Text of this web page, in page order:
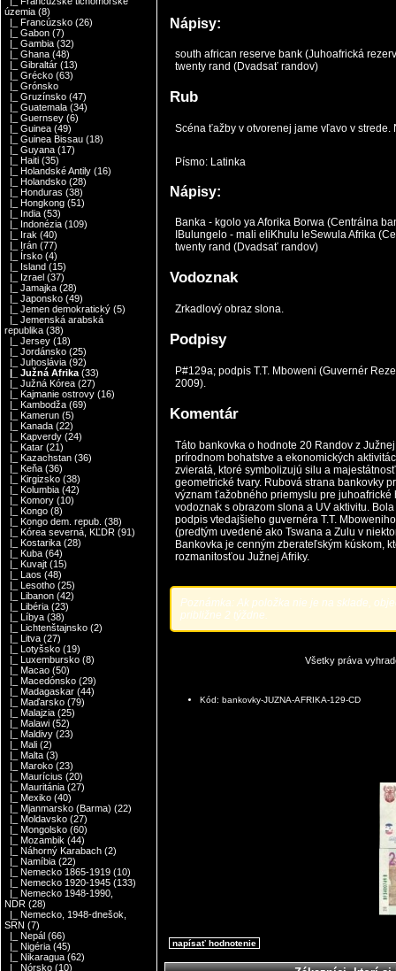
územia (8)
|_ Francúzsko (26)
|_ Gabon (7)
|_ Gambia (32)
|_ Ghana (48)
|_ Gibraltár (13)
|_ Grécko (63)
|_ Grónsko
|_ Gruzínsko (47)
|_ Guatemala (34)
|_ Guernsey (6)
|_ Guinea (49)
|_ Guinea Bissau (18)
|_ Guyana (17)
|_ Haiti (35)
|_ Holandské Antily (16)
|_ Holandsko (28)
|_ Honduras (38)
|_ Hongkong (51)
|_ India (53)
|_ Indonézia (109)
|_ Irak (40)
|_ Irán (77)
|_ Írsko (4)
|_ Island (15)
|_ Izrael (37)
|_ Jamajka (28)
|_ Japonsko (49)
|_ Jemen demokratický (5)
|_ Jemenská arabská
republika (38)
|_ Jersey (18)
|_ Jordánsko (25)
|_ Juhoslávia (92)
|_ Južná Afrika (33)
|_ Južná Kórea (27)
|_ Kajmanie ostrovy (16)
|_ Kambodža (69)
|_ Kamerun (5)
|_ Kanada (22)
|_ Kapverdy (24)
|_ Katar (21)
|_ Kazachstan (36)
|_ Keňa (36)
|_ Kirgizsko (38)
|_ Kolumbia (42)
|_ Komory (10)
|_ Kongo (8)
|_ Kongo dem. repub. (38)
|_ Kórea severná, KĽDR (91)
|_ Kostarika (28)
|_ Kuba (64)
|_ Kuvajt (15)
|_ Laos (48)
|_ Lesotho (25)
|_ Libanon (42)
|_ Libéria (23)
|_ Líbya (38)
|_ Lichtenštajnsko (2)
|_ Litva (27)
|_ Lotyšsko (19)
|_ Luxembursko (8)
|_ Macao (50)
|_ Macedónsko (29)
|_ Madagaskar (44)
|_ Maďarsko (79)
|_ Malajzia (25)
|_ Malawi (52)
|_ Maldivy (23)
|_ Mali (2)
|_ Malta (3)
|_ Maroko (23)
|_ Maurícius (20)
|_ Mauritánia (27)
|_ Mexiko (40)
|_ Mjanmarsko (Barma) (22)
|_ Moldavsko (27)
|_ Mongolsko (60)
|_ Mozambik (44)
|_ Náhorný Karabach (2)
|_ Namíbia (22)
|_ Nemecko 1865-1919 (10)
|_ Nemecko 1920-1945 (133)
|_ Nemecko 1948-1990,
NDR (28)
|_ Nemecko, 1948-dnešok,
SRN (7)
|_ Nepál (66)
|_ Nigéria (45)
|_ Nikaragua (62)
|_ Nórsko (10)
Nápisy:
south african reserve bank (Juhoafrická
twenty rand (Dvadsať randov)
Rub
Scéna ťažby v otvorenej jame vľavo v strede.
Písmo: Latinka
Nápisy:
Banka - kgolo ya Aforika Borwa (Centrálna
IBulungelo - mali eliKhulu leSewula Afrika
twenty rand (Dvadsať randov)
Vodoznak
Zrkadlový obraz slona.
Podpisy
P#129a; podpis T.T. Mboweni (Guvernér
2009).
Komentár
Táto bankovka o hodnote 20 Randov z
prírodnom bohatstve a ekonomických
zvieratá, ktoré symbolizujú silu a
geometrické tvary. Rubová strana bankovky
význam ťažobného priemyslu pre
vodoznak s obrazom slona a UV aktivitu.
podpis vtedajšieho guvernéra T.T.
(predtým uvedené ako Tswana a Zulu v
Bankovka je cenným zberateľským kúskom,
rozmanitosťou Južnej Afriky.
Poznámka: Ak položka nie je na sklade,
približne 2 týždne.
Všetky práva
Kód: bankovky-JUZNA-AFRIKA-129-CD
napísať hodnotenie